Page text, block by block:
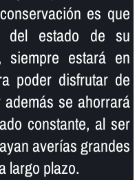
es que
del estado de su
estará en
poder disfrutar de
se ahorrará
constante, al ser
averí­as grandes
largo plazo.